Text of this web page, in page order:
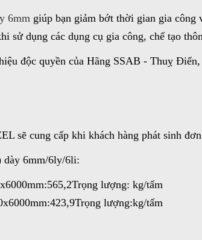
6mm giúp bạn giảm bớt thời gian gia
sử dụng các dụng cụ gia công, chế tạo
độc quyền của Hãng SSAB - Thuỵ
sẽ cung cấp khi khách hàng phát sinh
dày 6mm/6ly/6li:
lượng: kg/tấm
lượng:kg/tấm